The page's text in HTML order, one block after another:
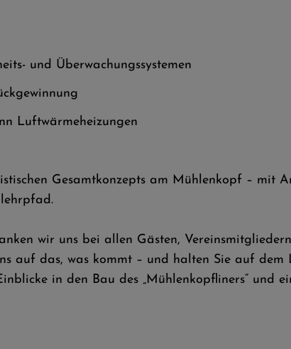
und Überwachungssystemen
Luftwärmeheizungen
Gesamtkonzepts am Mühlenkopf – mit
wir uns bei allen Gästen,
auf das, was kommt – und halten Sie auf dem
in den Bau des „Mühlenkopfliners“ und